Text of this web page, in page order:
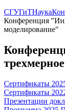
СГУГиТНаука
Конференция
моделирование"
Сертификаты
Сертификаты
Презентации